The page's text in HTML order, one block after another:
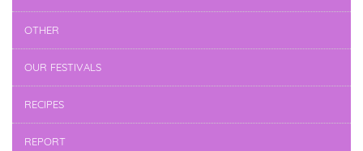
OTHER
OUR FESTIVALS
RECIPES
REPORT